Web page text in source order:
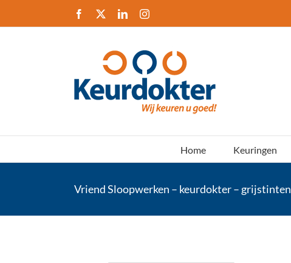
inhoud
Facebook LinkedInInstagram
Home Keuringen
Vriend Sloopwerken – keurdokter – grijstinten